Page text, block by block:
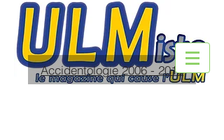
Accidentologie 2006 - 2015